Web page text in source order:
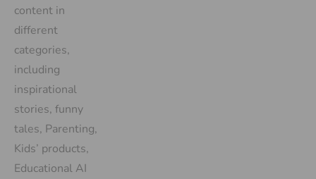
content in
different
categories,
including
inspirational
stories, funny
tales, Parenting,
Kids’ products,
Educational AI